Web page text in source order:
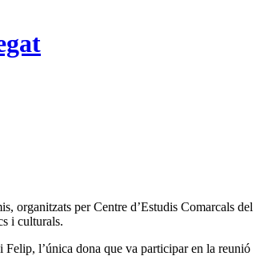
organitzats per Centre d’Estudis Comarcals del
i culturals.
l’única dona que va participar en la reunió